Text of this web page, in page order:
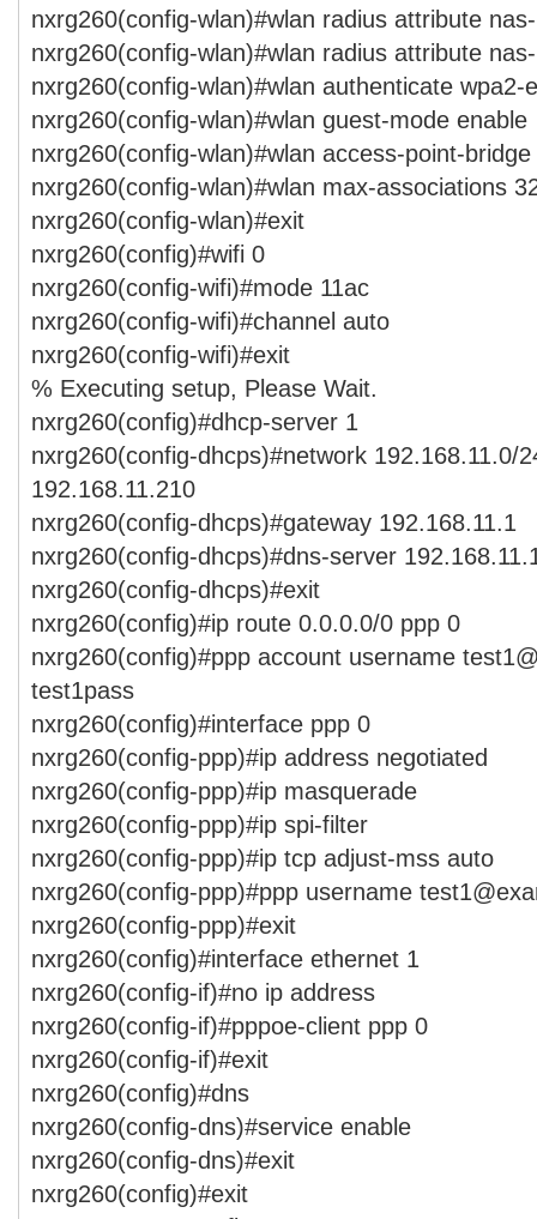
nxrg260(config-wlan)#wlan radius attribute
nxrg260(config-wlan)#wlan radius attribute
nxrg260(config-wlan)#wlan authenticate wpa2-
nxrg260(config-wlan)#wlan guest-mode enable
nxrg260(config-wlan)#wlan access-point-
nxrg260(config-wlan)#wlan max-associations
nxrg260(config-wlan)#exit
nxrg260(config)#wifi 0
nxrg260(config-wifi)#mode 11ac
nxrg260(config-wifi)#channel auto
nxrg260(config-wifi)#exit
% Executing setup, Please Wait.
nxrg260(config)#dhcp-server 1
nxrg260(config-dhcps)#network 192.168.11.0/
192.168.11.210
nxrg260(config-dhcps)#gateway 192.168.11.1
nxrg260(config-dhcps)#dns-server
nxrg260(config-dhcps)#exit
nxrg260(config)#ip route 0.0.0.0/0 ppp 0
nxrg260(config)#ppp account username
test1pass
nxrg260(config)#interface ppp 0
nxrg260(config-ppp)#ip address negotiated
nxrg260(config-ppp)#ip masquerade
nxrg260(config-ppp)#ip spi-filter
nxrg260(config-ppp)#ip tcp adjust-mss auto
nxrg260(config-ppp)#ppp username
nxrg260(config-ppp)#exit
nxrg260(config)#interface ethernet 1
nxrg260(config-if)#no ip address
nxrg260(config-if)#pppoe-client ppp 0
nxrg260(config-if)#exit
nxrg260(config)#dns
nxrg260(config-dns)#service enable
nxrg260(config-dns)#exit
nxrg260(config)#exit